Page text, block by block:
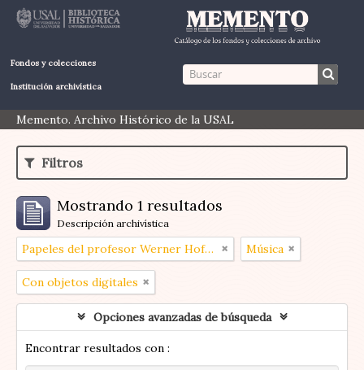
Fondos y colecciones
Institución archivística
Memento. Archivo Histórico de la USAL
Filtros
Mostrando 1 resultados
Descripción archivística
Papeles del profesor Werner Hoffmann Música
Con objetos digitales
Opciones avanzadas de búsqueda
Encontrar resultados con :